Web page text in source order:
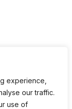
experience,
our traffic.
use of